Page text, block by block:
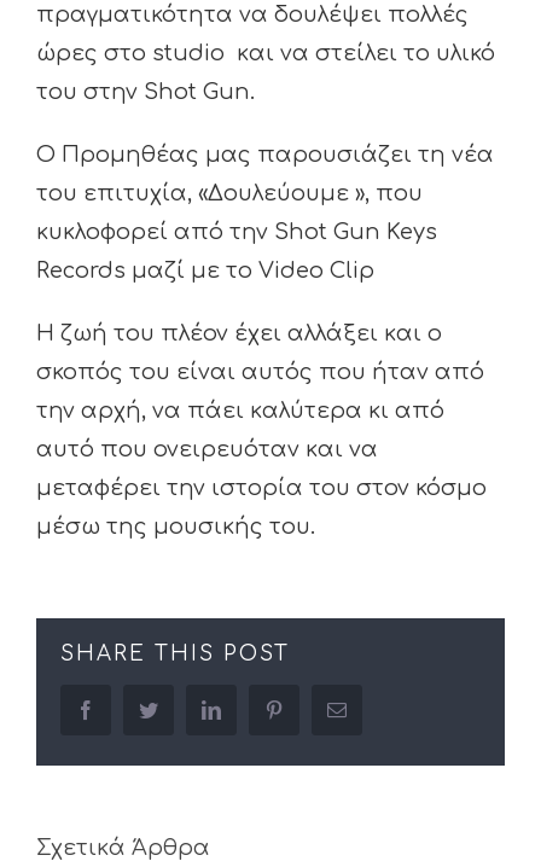
πραγματικότητα να δουλέψει πολλές
ώρες στο studio και να στείλει το υλικό
του στην Shot Gun.
O Προμηθέας μας παρουσιάζει τη νέα
του επιτυχία, «Δουλεύουμε », που
κυκλοφορεί από την Shot Gun Keys
Records μαζί με το Video Clip
Η ζωή του πλέον έχει αλλάξει και ο
σκοπός του είναι αυτός που ήταν από
την αρχή, να πάει καλύτερα κι από
αυτό που ονειρευόταν και να
μεταφέρει την ιστορία του στον κόσμο
μέσω της μουσικής του.
SHARE THIS POST
facebooktwitter linkedin pinterestEmail
Σχετικά Άρθρα